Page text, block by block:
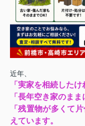
近年、
「実家を相続した
「長年空き家のまま
「残置物が多くて
えています。